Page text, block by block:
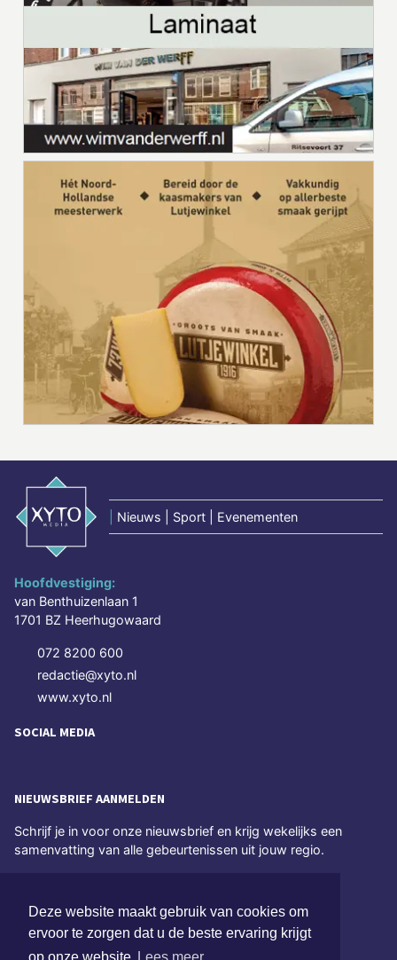
Deze website maakt gebruik van cookies om
ervoor te zorgen dat u de beste ervaring krijgt
Nieuws | Sport | Evenementen
Hoofdvestiging:
van Benthuizenlaan 1
1701 BZ Heerhugowaard
072 8200 600
redactie@xyto.nl
www.xyto.nl
SOCIAL MEDIA
NIEUWSBRIEF AANMELDEN
Schrijf je in voor onze nieuwsbrief en krijg wekelijks een
samenvatting van alle gebeurtenissen uit jouw regio.
ONLINE DAGBLADEN